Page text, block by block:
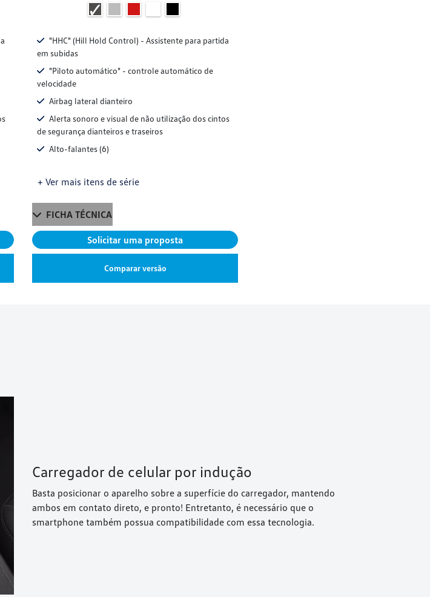
"HHC" (Hill Hold Control) - Assistente para partida
em subidas
"Piloto automático" - controle automático de
velocidade
Airbag lateral dianteiro
Alerta sonoro e visual de não utilização dos cintos
de segurança dianteiros e traseiros
Alto-falantes (6)
+ Ver mais itens de série
FICHA TÉCNICA
Solicitar uma proposta
Comparar versão
Carregador de celular por indução
Basta posicionar o aparelho sobre a superfície do carregador, mantendo
ambos em contato direto, e pronto! Entretanto, é necessário que o
smartphone também possua compatibilidade com essa tecnologia.